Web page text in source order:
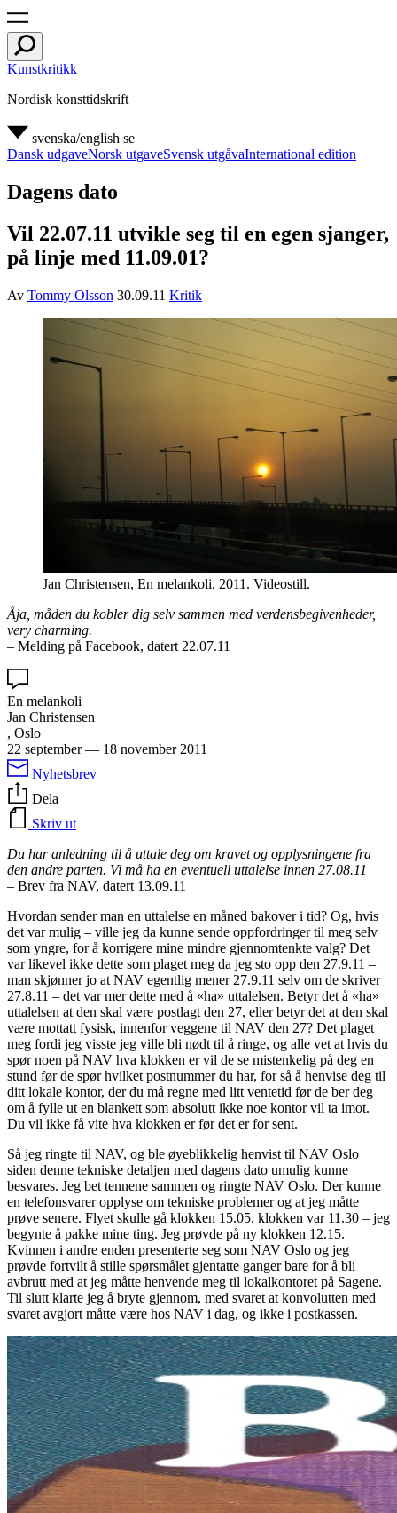
Kunstkritikk
Nordisk konsttidskrift
svenska/english se
Dansk udgaveNorsk utgaveSvensk utgåvaInternational edition
Dagens dato
Vil 22.07.11 utvikle seg til en egen sjanger,
på linje med 11.09.01?
Av Tommy Olsson 30.09.11 Kritik
Jan Christensen, En melankoli, 2011. Videostill.
Åja, måden du kobler dig selv sammen med verdensbegivenheder,
very charming.
– Melding på Facebook, datert 22.07.11
En melankoli
Jan Christensen
, Oslo
22 september— 18 november 2011
Nyhetsbrev
Dela
Skriv ut
Du har anledning til å uttale deg om kravet og opplysningene fra
den andre parten. Vi må ha en eventuell uttalelse innen 27.08.11
– Brev fra NAV, datert 13.09.11
Hvordan sender man en uttalelse en måned bakover i tid? Og, hvis
det var mulig – ville jeg da kunne sende oppfordringer til meg selv
som yngre, for å korrigere mine mindre gjennomtenkte valg? Det
var likevel ikke dette som plaget meg da jeg sto opp den 27.9.11 –
man skjønner jo at NAV egentlig mener 27.9.11 selv om de skriver
27.8.11 – det var mer dette med å «ha» uttalelsen. Betyr det å «ha»
uttalelsen at den skal være postlagt den 27, eller betyr det at den skal
være mottatt fysisk, innenfor veggene til NAV den 27? Det plaget
meg fordi jeg visste jeg ville bli nødt til å ringe, og alle vet at hvis du
spør noen på NAV hva klokken er vil de se mistenkelig på deg en
stund før de spør hvilket postnummer du har, for så å henvise deg til
ditt lokale kontor, der du må regne med litt ventetid før de ber deg
om å fylle ut en blankett som absolutt ikke noe kontor vil ta imot.
Du vil ikke få vite hva klokken er før det er for sent.
Så jeg ringte til NAV, og ble øyeblikkelig henvist til NAV Oslo
siden denne tekniske detaljen med dagens dato umulig kunne
besvares. Jeg bet tennene sammen og ringte NAV Oslo. Der kunne
en telefonsvarer opplyse om tekniske problemer og at jeg måtte
prøve senere. Flyet skulle gå klokken 15.05, klokken var 11.30 – jeg
begynte å pakke mine ting. Jeg prøvde på ny klokken 12.15.
Kvinnen i andre enden presenterte seg som NAV Oslo og jeg
prøvde fortvilt å stille spørsmålet gjentatte ganger bare for å bli
avbrutt med at jeg måtte henvende meg til lokalkontoret på Sagene.
Til slutt klarte jeg å bryte gjennom, med svaret at konvolutten med
svaret avgjort måtte være hos NAV i dag, og ikke i postkassen.